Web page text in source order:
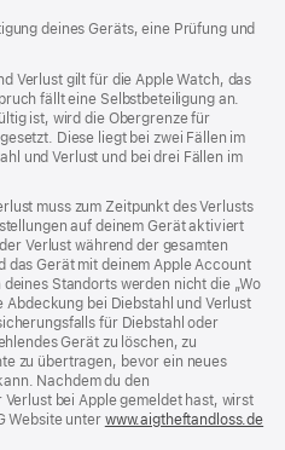
deines Geräts, eine Prüfung und
Verlust gilt für die Apple Watch, das
fällt eine Selbstbeteiligung an.
ist, wird die Obergrenze für
Diese liegt bei zwei Fällen im
und Verlust und bei drei Fällen im
muss zum Zeit­punkt des Verlusts
auf deinem Gerät aktiviert
Verlust während der gesamten
Gerät mit deinem Apple Account
Standorts werden nicht die „Wo
bei Diebstahl und Verlust
für Diebstahl oder
Gerät zu löschen, zu
zu übertragen, bevor ein neues
Nachdem du den
bei Apple gemeldet hast, wirst
Website unter www.aigtheftandloss.de